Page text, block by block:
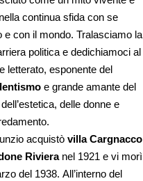
continua sfida con se
e con il mondo. Tralasciamo la
politica e dedichiamoci al
letterato, esponente del
e grande amante del
delle donne e
acquistò villa Cargnacco
Rivieranel 1921 e vi morì
del 1938. All’interno del